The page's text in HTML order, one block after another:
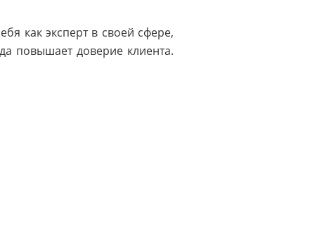
как эксперт в своей сфере,
повышает доверие клиента.